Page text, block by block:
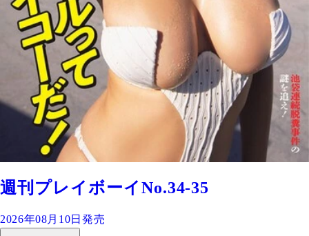
週刊プレイボーイNo.34-35
2026年08月10日発売